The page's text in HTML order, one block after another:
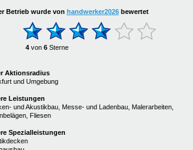
Betrieb wurde von handwerker2026bewertet
4von 6Sterne
Aktionsradius
und Umgebung
Leistungen
und Akustikbau, Messe- und Ladenbau, Malerarbeiten,
Fliesen
Spezialleistungen